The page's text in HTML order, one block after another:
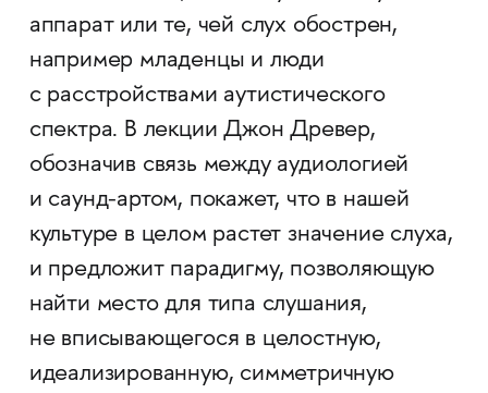
аппарат или те, чей слух обострен,
например младенцы и люди
с расстройствами аутистического
спектра. В лекции Джон Древер,
обозначив связь между аудиологией
и саунд-артом, покажет, что в нашей
культуре в целом растет значение слуха,
и предложит парадигму, позволяющую
найти место для типа слушания,
не вписывающегося в целостную,
идеализированную, симметричную